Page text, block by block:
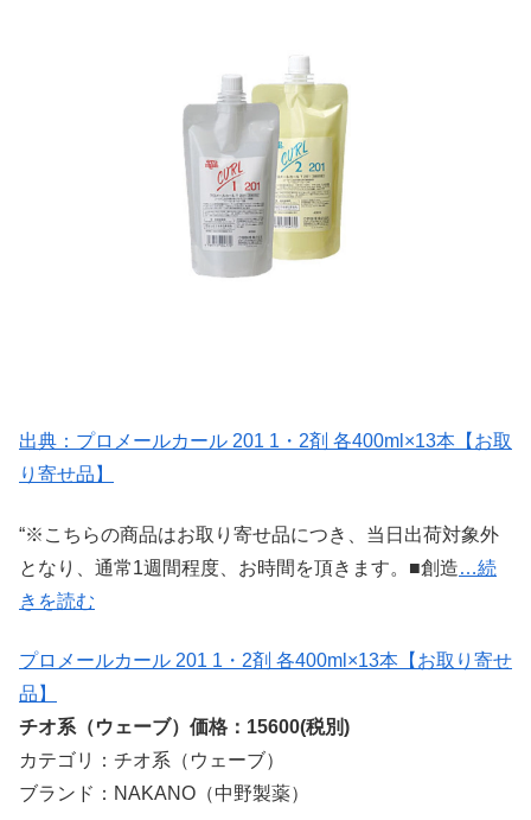
出典：プロメールカール 201 1・2剤 各400ml×13本【お取
り寄せ品】
“※こちらの商品はお取り寄せ品につき、当日出荷対象外
となり、通常1週間程度、お時間を頂きます。■創造…続
きを読む
プロメールカール 201 1・2剤 各400ml×13本【お取り寄せ
品】
チオ系（ウェーブ）価格：15600(税別)
カテゴリ：チオ系（ウェーブ）
ブランド：NAKANO（中野製薬）